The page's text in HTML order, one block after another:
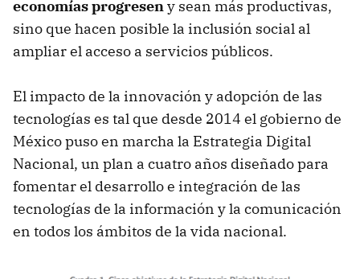
economías progreseny sean más productivas,
sino que hacen posible la inclusión social al
ampliar el acceso a servicios públicos.
El impacto de la innovación y adopción de las
tecnologías es tal que desde 2014 el gobierno de
México puso en marcha la Estrategia Digital
Nacional, un plan a cuatro años diseñado para
fomentar el desarrollo e integración de las
tecnologías de la información y la comunicación
en todos los ámbitos de la vida nacional.